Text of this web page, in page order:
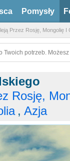
Pomysły
Przez Rosję, Mongolię I
Twoich potrzeb.
Rosję,
, Azja